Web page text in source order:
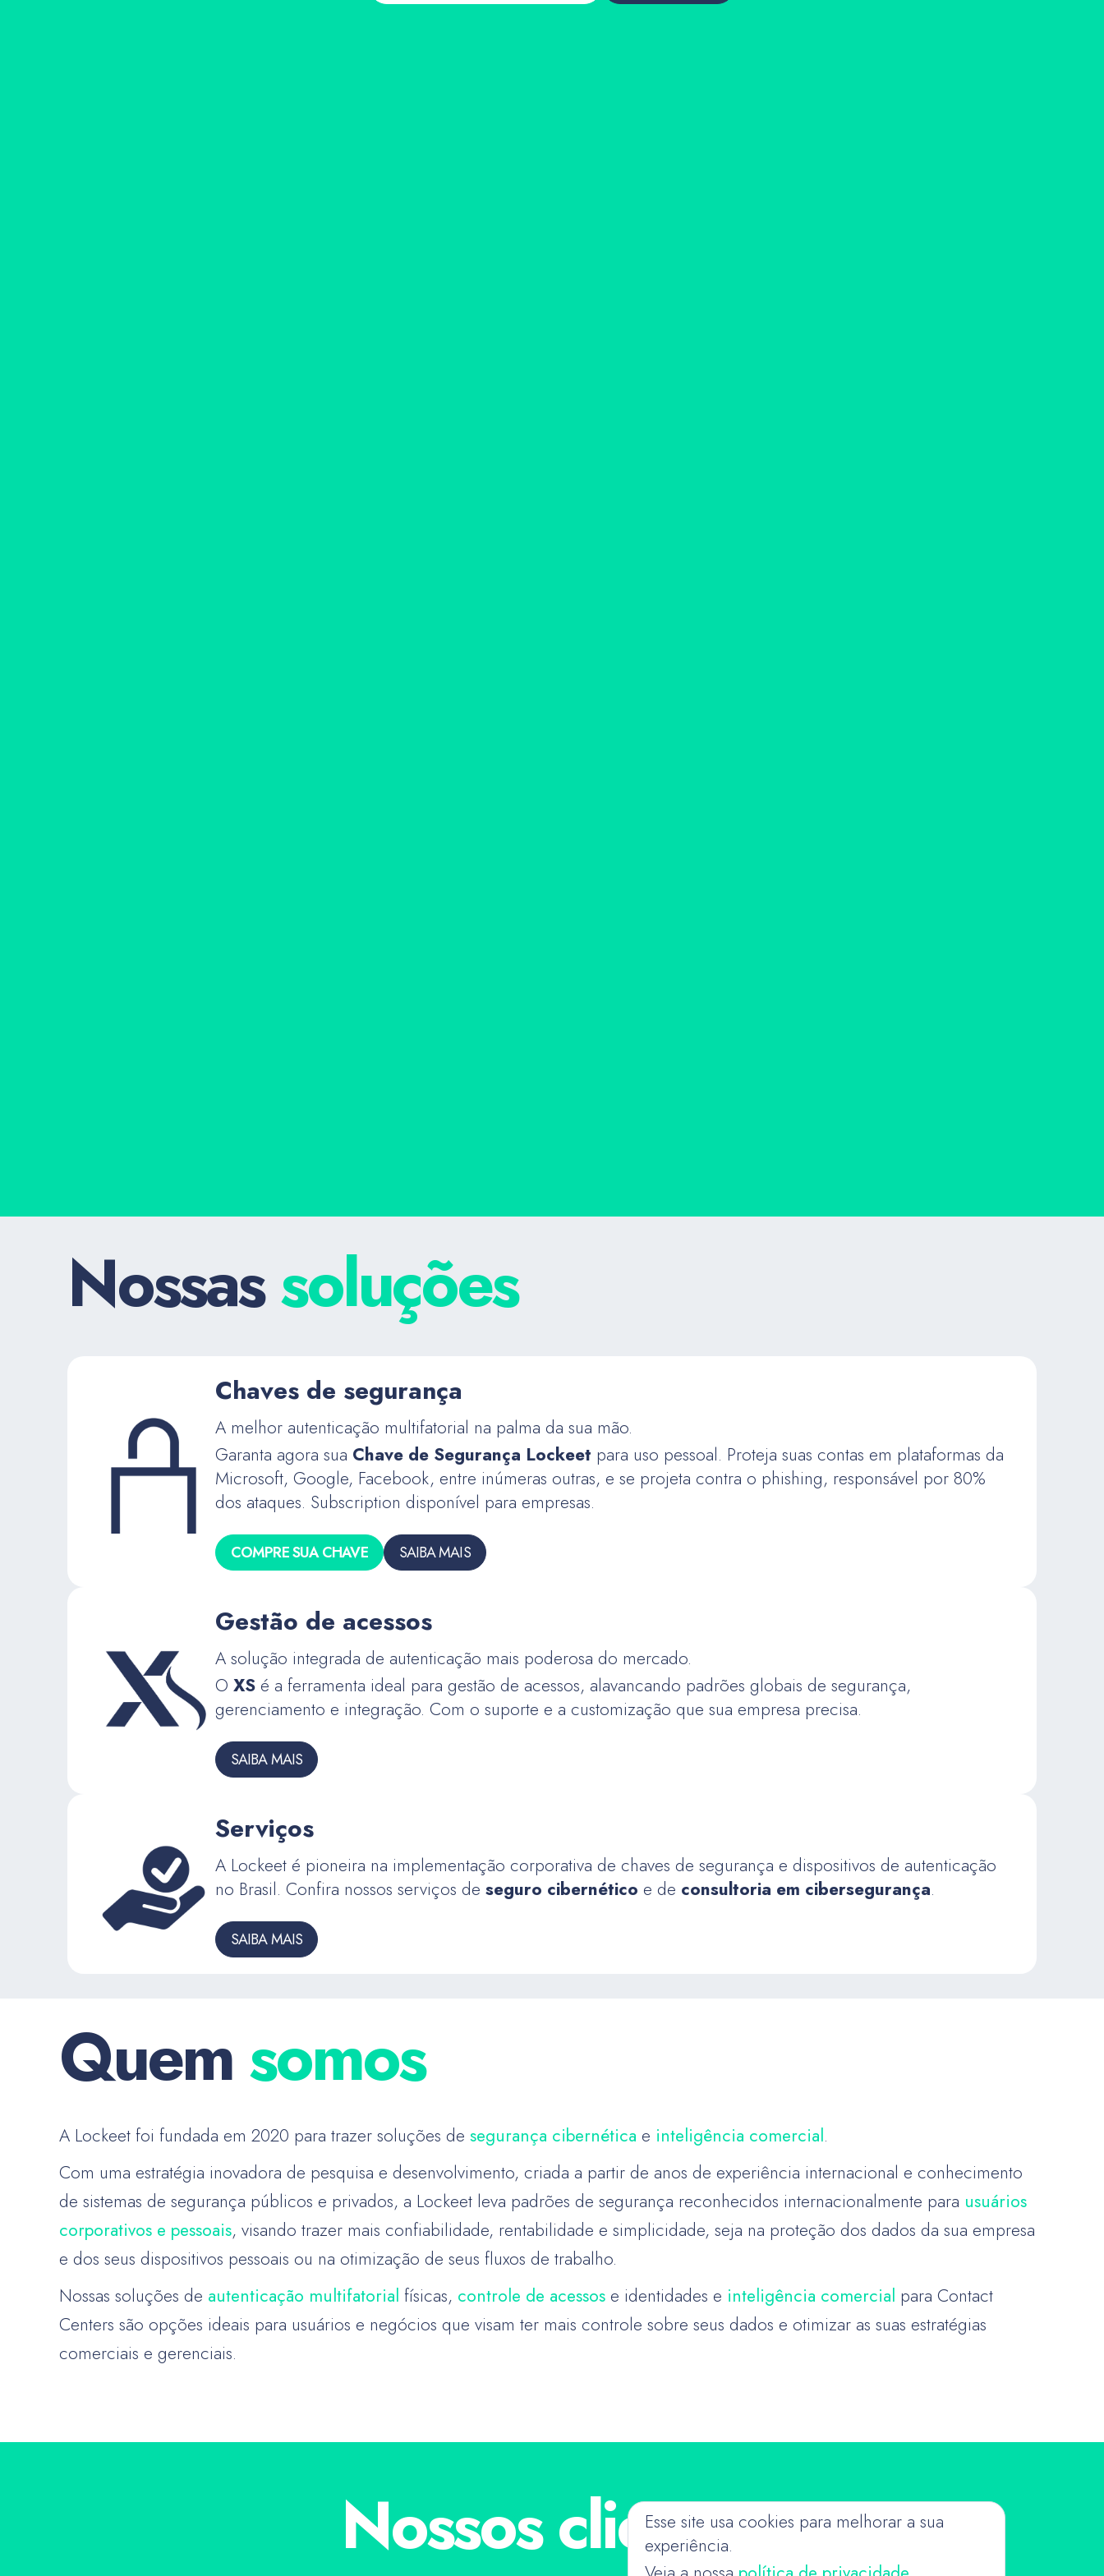
Nossassoluções
Chaves de segurança
A melhor autenticação multifatorial na palma da sua mão.
Garanta agora sua Chave de Segurança Lockeet para uso pessoal. Proteja suas contas em plataformas da
Microsoft, Google, Facebook, entre inúmeras outras, e se projeta contra o phishing, responsável por 80%
dos ataques. Subscription disponível para empresas.
COMPRE SUA CHAVE SAIBA MAIS
Gestão de acessos
A solução integrada de autenticação mais poderosa do mercado.
O XS é a ferramenta ideal para gestão de acessos, alavancando padrões globais de segurança,
gerenciamento e integração. Com o suporte e a customização que sua empresa precisa.
SAIBA MAIS
Serviços
A Lockeet é pioneira na implementação corporativa de chaves de segurança e dispositivos de autenticação
no Brasil. Confira nossos serviços de seguro cibernético e de consultoria em cibersegurança.
SAIBA MAIS
Quemsomos
A Lockeet foi fundada em 2020 para trazer soluções de segurança cibernética e inteligência comercial.
Com uma estratégia inovadora de pesquisa e desenvolvimento, criada a partir de anos de experiência internacional e conhecimento
de sistemas de segurança públicos e privados, a Lockeet leva padrões de segurança reconhecidos internacionalmente para usuários
corporativos e pessoais, visando trazer mais confiabilidade, rentabilidade e simplicidade, seja na proteção dos dados da sua empresa
e dos seus dispositivos pessoais ou na otimização de seus fluxos de trabalho.
Nossas soluções de autenticação multifatorial físicas, controle de acessos e identidades e inteligência comercial para Contact
Centers são opções ideais para usuários e negócios que visam ter mais controle sobre seus dados e otimizar as suas estratégias
comerciais e gerenciais.
Nossos clientesEsse site usa cookies para melhorar a sua
experiência.